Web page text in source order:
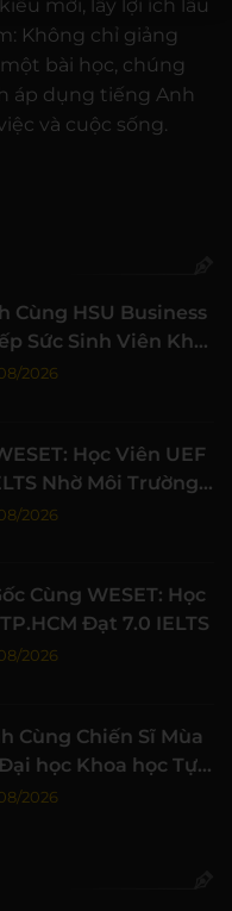
mới, lấy lợi ích lâu
Không chỉ giảng
bài học, chúng
áp dụng tiếng Anh
và cuộc sống.
Cùng HSU Business
Sức Sinh Viên Khởi
2026
Học Viên UEF
Nhờ Môi Trường
Lượng
2026
Cùng WESET: Học
Đạt 7.0 IELTS
2026
Cùng Chiến Sĩ Mùa
học Khoa học Tự
HCM
2026